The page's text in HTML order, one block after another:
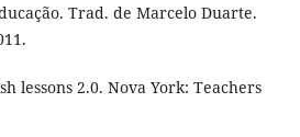
Trad. de Marcelo Duarte.
lessons 2.0. Nova York: Teachers